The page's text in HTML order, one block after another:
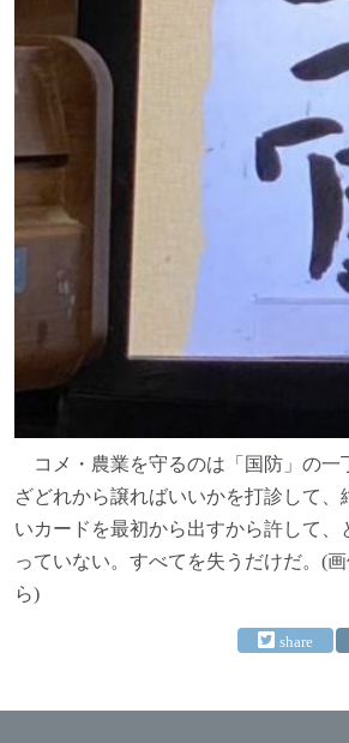
コメ・農業を守るのは「国防」の一
ざどれから譲ればいいかを打診して、
いカードを最初から出すから許して、
っていない。すべてを失うだけだ。(
ら)